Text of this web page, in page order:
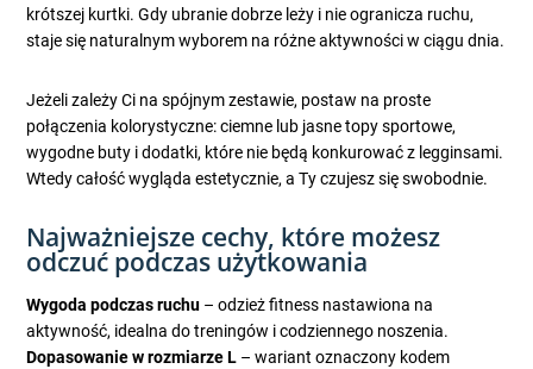
krótszej kurtki. Gdy ubranie dobrze leży i nie ogranicza ruchu,
staje się naturalnym wyborem na różne aktywności w ciągu dnia.
Jeżeli zależy Ci na spójnym zestawie, postaw na proste
połączenia kolorystyczne: ciemne lub jasne topy sportowe,
wygodne buty i dodatki, które nie będą konkurować z legginsami.
Wtedy całość wygląda estetycznie, a Ty czujesz się swobodnie.
Najważniejsze cechy, które możesz
odczuć podczas użytkowania
Wygoda podczas ruchu – odzież fitness nastawiona na
aktywność, idealna do treningów i codziennego noszenia.
Dopasowanie w rozmiarze L – wariant oznaczony kodem